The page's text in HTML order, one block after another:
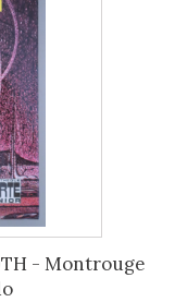
- Montrouge